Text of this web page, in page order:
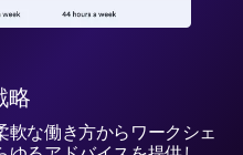
略
軟な働き方からワークシェ